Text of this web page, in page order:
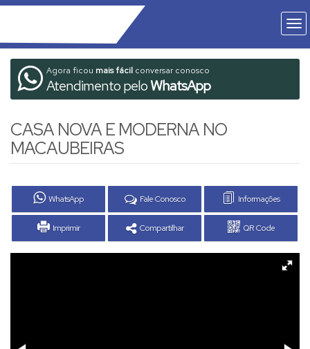
Agora ficou mais fácil conversar conosco
Atendimento peloWhatsApp
CASA NOVA E MODERNA NO
MACAUBEIRAS
WhatsApp Fale Conosco Informações
Imprimir Compartilhar QR Code